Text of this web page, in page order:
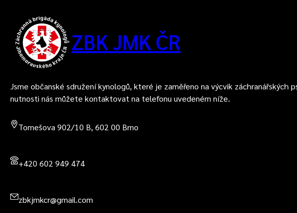
ZBK JMK ČR
Jsme občanské sdružení kynologů, které je zaměřeno na výcvik
nutnosti nás můžete kontaktovat na telefonu uvedeném níže.
Tomešova 902/10 B, 602 00 Brno
+420 602 949 474
zbkjmkcr@gmail.com